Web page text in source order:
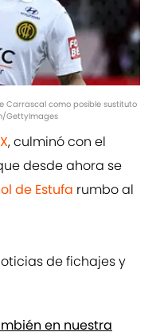
Carrascal como posible sustituto
GettyImages
, culminó con el
desde ahora se
de Estufa rumbo al
de fichajes y
en nuestra